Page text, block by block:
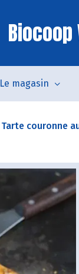
Le magasin
Tarte couronne